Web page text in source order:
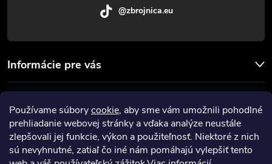
Používame súborycookie, aby sme vám umožnili pohodlné
prehliadanie webovej stránky a vďaka analýze neustále
zlepšovali jej funkcie, výkon a použiteľnosť. Niektoré z nich
sú nevyhnutné, zatiaľ čo iné nám pomáhajú vylepšiť tento
Informácie pre vás
Prijímame online platby
@zbrojnica.eu